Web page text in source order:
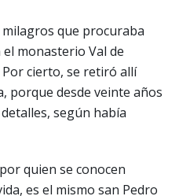
que procuraba
monasterio Val de
cierto, se retiró allí
porque desde veinte años
según había
quien se conocen
es el mismo san Pedro